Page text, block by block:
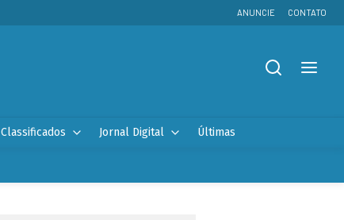
ANUNCIE CONTATO
Classificados Jornal Digital Últimas